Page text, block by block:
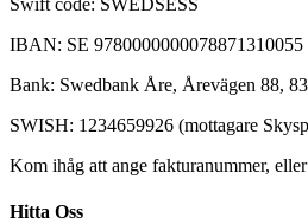
IBAN: SE 9780000000078871310055
Bank: Swedbank Åre, Årevägen 88,
SWISH: 1234659926 (mottagare
Kom ihåg att ange fakturanummer,
Hitta Oss